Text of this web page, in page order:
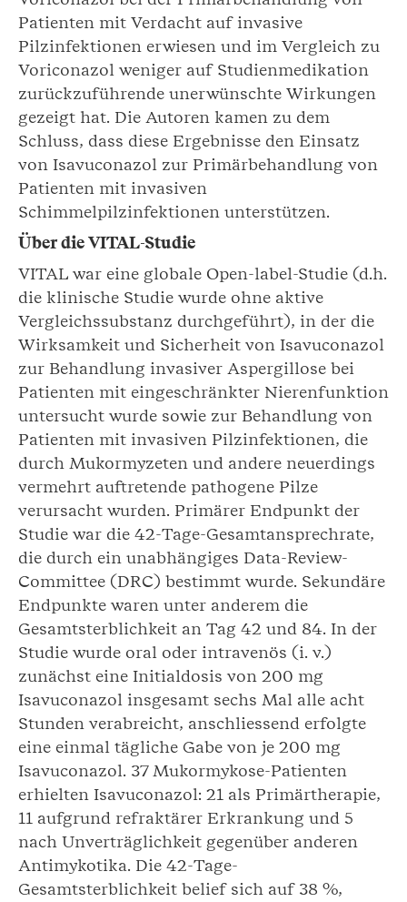
Patienten mit Verdacht auf invasive
Pilzinfektionen erwiesen und im Vergleich zu
Voriconazol weniger auf Studienmedikation
zurückzuführende unerwünschte Wirkungen
gezeigt hat. Die Autoren kamen zu dem
Schluss, dass diese Ergebnisse den Einsatz
von Isavuconazol zur Primärbehandlung von
Patienten mit invasiven
Schimmelpilzinfektionen unterstützen.
Über die VITAL-Studie
VITAL war eine globale Open-label-Studie (d.h.
die klinische Studie wurde ohne aktive
Vergleichssubstanz durchgeführt), in der die
Wirksamkeit und Sicherheit von Isavuconazol
zur Behandlung invasiver Aspergillose bei
Patienten mit eingeschränkter Nierenfunktion
untersucht wurde sowie zur Behandlung von
Patienten mit invasiven Pilzinfektionen, die
durch Mukormyzeten und andere neuerdings
vermehrt auftretende pathogene Pilze
verursacht wurden. Primärer Endpunkt der
Studie war die 42-Tage-Gesamtansprechrate,
die durch ein unabhängiges Data-Review-
Committee (DRC) bestimmt wurde. Sekundäre
Endpunkte waren unter anderem die
Gesamtsterblichkeit an Tag 42 und 84. In der
Studie wurde oral oder intravenös (i. v.)
zunächst eine Initialdosis von 200 mg
Isavuconazol insgesamt sechs Mal alle acht
Stunden verabreicht, anschliessend erfolgte
eine einmal tägliche Gabe von je 200 mg
Isavuconazol. 37 Mukormykose-Patienten
erhielten Isavuconazol: 21 als Primärtherapie,
11 aufgrund refraktärer Erkrankung und 5
nach Unverträglichkeit gegenüber anderen
Antimykotika. Die 42-Tage-
Gesamtsterblichkeit belief sich auf 38 %,